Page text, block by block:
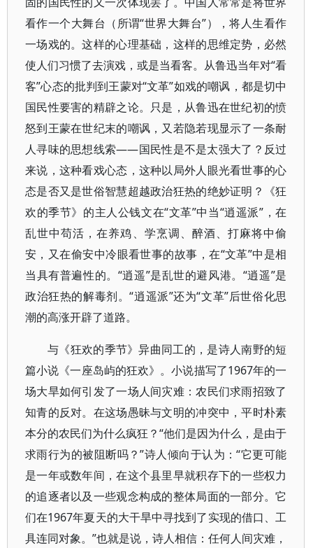
看作一个大舞台（所谓“世界大舞台”），将人生看作
一场戏的。这样的心理基础，这样的思维定势，必然
使人们习惯了去演戏，或是当看客。从鲁迅当年对“看
客”心态的批判到王蒙对“文革”如戏的嘲讽，都是切中
国民性要害的精辟之论。只是，从鲁迅在世纪初的愤
怒到王蒙在世纪末的嘲讽，又若隐若现显示了一条耐
人寻味的思想线索——国民性是不是太强大了？反过
来说，这种看戏心态，这种以局外人眼光看世事的心
态是否又是世俗智慧超越政治狂热的绝妙证明？《狂
欢的季节》的主人公钱文在“文革”中当“逍遥派”，在
乱世中苟活，在养鸡、学烹调、醉酒、打麻将中偷
安，又在偷安中冷眼看世事的故事，在“文革”中是相
当具有普遍性的。“逍遥”是乱世的避风港。“逍遥”是
政治狂热的解毒剂。“逍遥派”还为“文革”后世俗化思
潮的高涨开辟了道路。
与《狂欢的季节》异曲同工的，是诗人南野的短
篇小说《一座岛屿的狂欢》。小说描写了1967年的一
场大旱如何引发了一场人间灾难：农民们求雨招致了
知青的反对。在这场愚昧与文明的冲突中，平时朴素
本分的农民们为什么疯狂？“他们是因为什么，是由于
求雨行为的被阻断吗？”诗人倾向于认为：“它更可能
是一年或数年间，在这个县里早就积存下的一些权力
的追逐者以及一些观念构成的整体局面的一部分。它
们在1967年夏天的大干旱中寻找到了实现的借口、工
具连同对象。”也就是说，诗人相信：任何人间灾难，